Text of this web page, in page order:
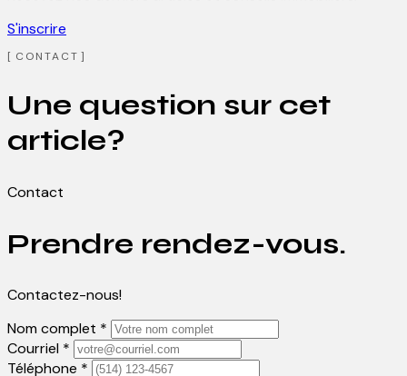
S'inscrire
CONTACT
Une question sur cet
article?
Contact
Prendre rendez-vous.
Contactez-nous!
Nom complet *
Courriel *
Téléphone *